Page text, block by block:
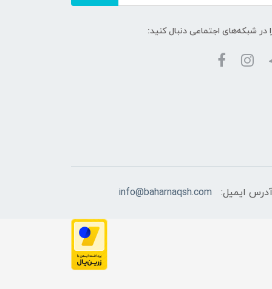
در شبکه‌های اجتماعی دنبال کنید:
ایمیل: info@baharnaqsh.com